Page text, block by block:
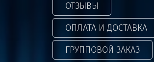
ОТЗЫВЫ
ОПЛАТА И ДОСТАВКА
ГРУППОВОЙ ЗАКАЗ